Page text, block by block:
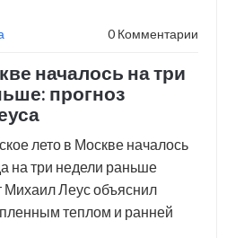
0 Комментарии
началось на три
прогноз
лето в Москве началось
на три недели раньше
Михаил Леус объяснил
теплом и ранней